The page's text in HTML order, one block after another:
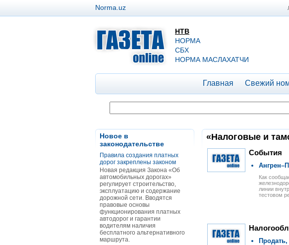
Norma.uz
НТВ
НОРМА
СБХ
НОРМА МАСЛАХАТЧИ
Главная Свежий
Новое в
законодательстве
Правила создания платных
дорог закреплены законом
Новая редакция Закона «Об
автомобильных дорогах»
регулирует строительство,
эксплуатацию и содержание
дорожной сети. Вводятся
правовые основы
функционирования платных
автодорог и гарантии
водителям наличия
бесплатного альтернативного
маршрута.
«Налоговые и
События
Как
линии
тестовом